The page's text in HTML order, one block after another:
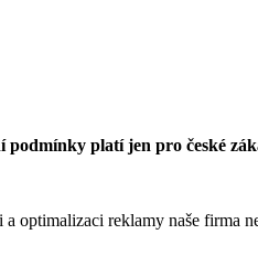
podmínky platí jen pro české
optimalizaci reklamy naše firma